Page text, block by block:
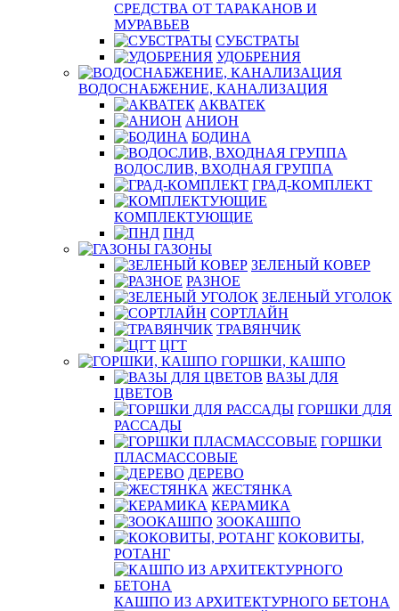
СРЕДСТВА ОТ ТАРАКАНОВ И
МУРАВЬЕВ
СУБСТРАТЫ
УДОБРЕНИЯ
ВОДОСНАБЖЕНИЕ, КАНАЛИЗАЦИЯ
АКВАТЕК
АНИОН
БОДИНА
ВОДОСЛИВ, ВХОДНАЯ ГРУППА
ГРАД-КОМПЛЕКТ
КОМПЛЕКТУЮЩИЕ
ПНД
ГАЗОНЫ
ЗЕЛЕНЫЙ КОВЕР
РАЗНОЕ
ЗЕЛЕНЫЙ УГОЛОК
СОРТЛАЙН
ТРАВЯНЧИК
ЦГТ
ГОРШКИ, КАШПО
ВАЗЫ ДЛЯ
ЦВЕТОВ
ГОРШКИ ДЛЯ
РАССАДЫ
ГОРШКИ
ПЛАСМАССОВЫЕ
ДЕРЕВО
ЖЕСТЯНКА
КЕРАМИКА
ЗООКАШПО
КОКОВИТЫ,
РОТАНГ
КАШПО ИЗ АРХИТЕКТУРНОГО БЕТОНА